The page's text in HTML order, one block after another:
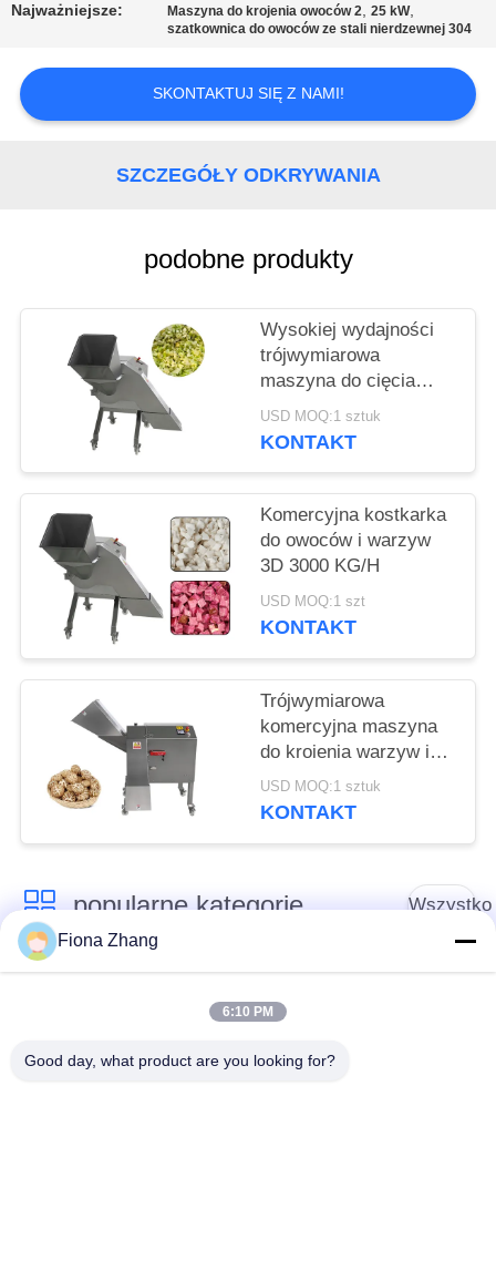
SIĘ
SPRAWY
POPROŚ
WYCENĘ
SITEMAP
POLITYKA
PRYWATNOŚCI
Najważniejsze: Maszyna do krojenia owoców 2,25 kW,
szatkownica do owoców ze stali nierdzewnej 304
SKONTAKTUJ SIĘ Z NAMI!
SZCZEGÓŁY ODKRYWANIA
podobne produkty
Wysokiej wydajności
trójwymiarowa
maszyna do cięcia
warzyw i kapusty 1000
kg/h
USD MOQ:1 sztuk
KONTAKT
Komercyjna kostkarka
do owoców i warzyw
3D 3000 KG/H
USD MOQ:1 szt
KONTAKT
Trójwymiarowa
komercyjna maszyna
do kroienia warzyw i
grzybów 1000 kg/h z
dużym wlotem
USD MOQ:1 sztuk
KONTAKT
popularne kategorie Wszystko
Sprzęt do
przetwarzania
Fiona Zhang
6:10 PM
Good day, what product are you looking for?